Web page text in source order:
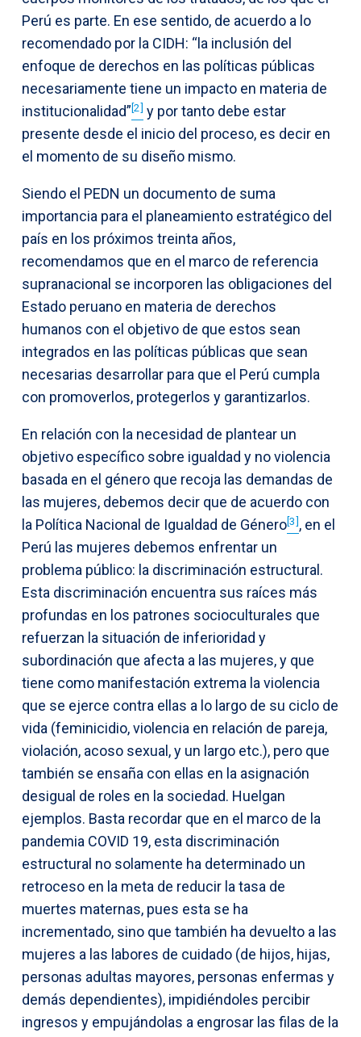
Perú es parte. En ese sentido, de acuerdo a lo
recomendado por la CIDH: “la inclusión del
enfoque de derechos en las políticas públicas
necesariamente tiene un impacto en materia de
institucionalidad”[2] y por tanto debe estar
presente desde el inicio del proceso, es decir en
el momento de su diseño mismo.
Siendo el PEDN un documento de suma
importancia para el planeamiento estratégico del
país en los próximos treinta años,
recomendamos que en el marco de referencia
supranacional se incorporen las obligaciones del
Estado peruano en materia de derechos
humanos con el objetivo de que estos sean
integrados en las políticas públicas que sean
necesarias desarrollar para que el Perú cumpla
con promoverlos, protegerlos y garantizarlos.
En relación con la necesidad de plantear un
objetivo específico sobre igualdad y no violencia
basada en el género que recoja las demandas de
las mujeres, debemos decir que de acuerdo con
la Política Nacional de Igualdad de Género[3], en el
Perú las mujeres debemos enfrentar un
problema público: la discriminación estructural.
Esta discriminación encuentra sus raíces más
profundas en los patrones socioculturales que
refuerzan la situación de inferioridad y
subordinación que afecta a las mujeres, y que
tiene como manifestación extrema la violencia
que se ejerce contra ellas a lo largo de su ciclo de
vida (feminicidio, violencia en relación de pareja,
violación, acoso sexual, y un largo etc.), pero que
también se ensaña con ellas en la asignación
desigual de roles en la sociedad. Huelgan
ejemplos. Basta recordar que en el marco de la
pandemia COVID 19, esta discriminación
estructural no solamente ha determinado un
retroceso en la meta de reducir la tasa de
muertes maternas, pues esta se ha
incrementado, sino que también ha devuelto a las
mujeres a las labores de cuidado (de hijos, hijas,
personas adultas mayores, personas enfermas y
demás dependientes), impidiéndoles percibir
ingresos y empujándolas a engrosar las filas de la